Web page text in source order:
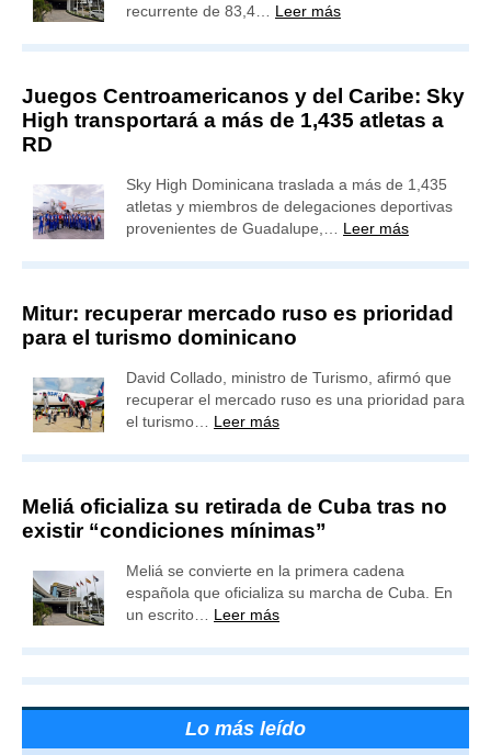
recurrente de 83,4… Leer más
Juegos Centroamericanos y del Caribe: Sky
High transportará a más de 1,435 atletas a
RD
Sky High Dominicana traslada a más de 1,435
atletas y miembros de delegaciones deportivas
provenientes de Guadalupe,… Leer más
Mitur: recuperar mercado ruso es prioridad
para el turismo dominicano
David Collado, ministro de Turismo, afirmó que
recuperar el mercado ruso es una prioridad para
el turismo… Leer más
Meliá oficializa su retirada de Cuba tras no
existir “condiciones mínimas”
Meliá se convierte en la primera cadena
española que oficializa su marcha de Cuba. En
un escrito… Leer más
Lo más leído